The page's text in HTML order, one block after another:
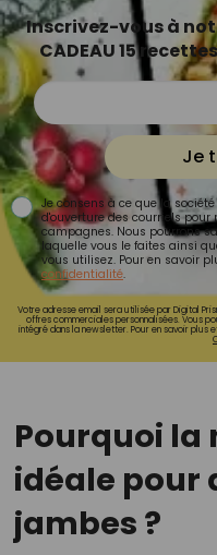
Inscrivez-vous à
CADEAU 15 recettes
Je
Je consens à ce que la
d'ouverture des courriels
campagnes. Nous pourrons
laquelle vous le faites ainsi
vous utilisez. Pour en savoir
confidentialité.
Votre adresse email sera utilisée par Digital
offres commerciales personnalisées. Vous
intégré dans la newsletter. Pour en savoir plus
Pourquoi la
idéale pour
jambes ?